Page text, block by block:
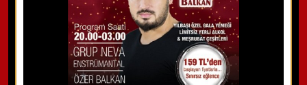
Detaylı Bilgi Alın